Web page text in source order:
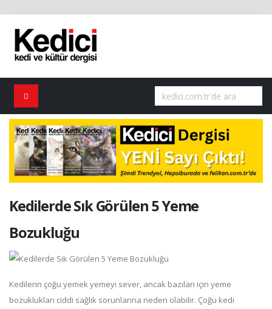
Kedilerde Sık Görülen 5 Yeme
Bozukluğu
Kedilerin çoğu yemek yemeyi sever, ancak bazıları için yeme
bozuklukları ciddi sağlık sorunlarına neden olabilir. Çoğu kedi